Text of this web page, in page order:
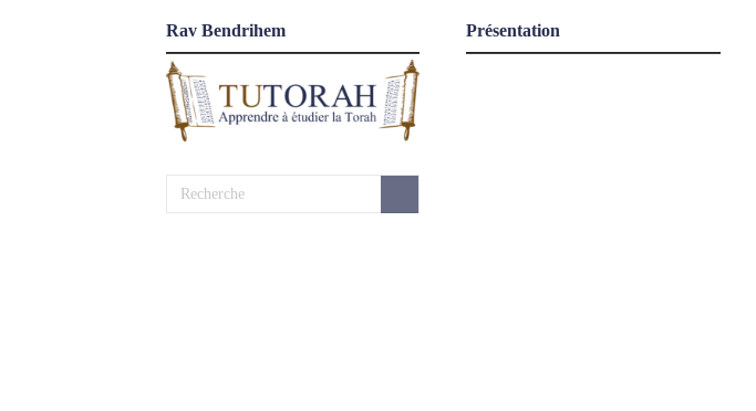
Rav Bendrihem Présentation